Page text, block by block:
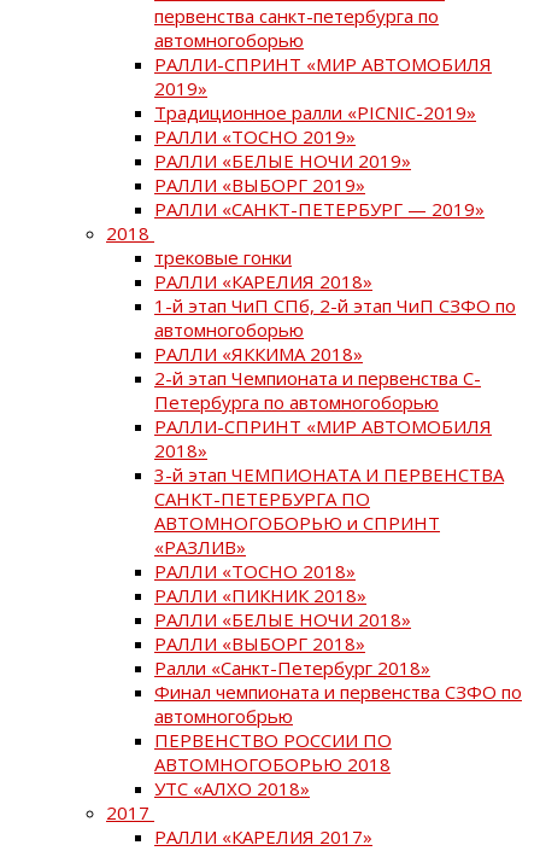
первенства санкт-петербурга по
автомногоборью
РАЛЛИ-СПРИНТ «МИР АВТОМОБИЛЯ
2019»
Традиционное ралли «PICNIC-2019»
РАЛЛИ «ТОСНО 2019»
РАЛЛИ «БЕЛЫЕ НОЧИ 2019»
РАЛЛИ «ВЫБОРГ 2019»
РАЛЛИ «САНКТ-ПЕТЕРБУРГ — 2019»
2018
трековые гонки
РАЛЛИ «КАРЕЛИЯ 2018»
1-й этап ЧиП СПб, 2-й этап ЧиП СЗФО по
автомногоборью
РАЛЛИ «ЯККИМА 2018»
2-й этап Чемпионата и первенства С-
Петербурга по автомногоборью
РАЛЛИ-СПРИНТ «МИР АВТОМОБИЛЯ
2018»
3-й этап ЧЕМПИОНАТА И ПЕРВЕНСТВА
САНКТ-ПЕТЕРБУРГА ПО
АВТОМНОГОБОРЬЮ и СПРИНТ
«РАЗЛИВ»
РАЛЛИ «ТОСНО 2018»
РАЛЛИ «ПИКНИК 2018»
РАЛЛИ «БЕЛЫЕ НОЧИ 2018»
РАЛЛИ «ВЫБОРГ 2018»
Ралли «Санкт-Петербург 2018»
Финал чемпионата и первенства СЗФО по
автомногобрью
ПЕРВЕНСТВО РОССИИ ПО
АВТОМНОГОБОРЬЮ 2018
УТС «АЛХО 2018»
2017
РАЛЛИ «КАРЕЛИЯ 2017»